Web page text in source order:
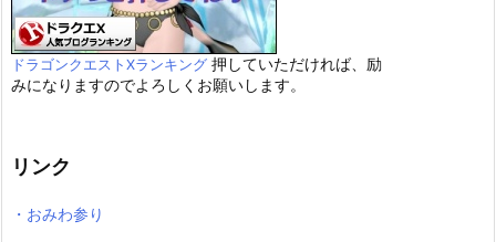
ドラゴンクエストXランキング 押していただければ、励
みになりますのでよろしくお願いします。
リンク
・おみわ参り